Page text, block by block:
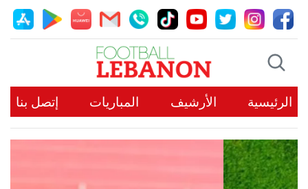
الرئيسية الأرشيف المباريات إتصل بنا